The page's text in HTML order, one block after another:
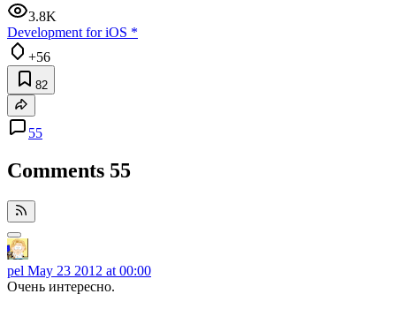
3.8K
Development for iOS *
+56
82
55
Comments 55
pel May 23 2012 at 00:00
Очень интересно.